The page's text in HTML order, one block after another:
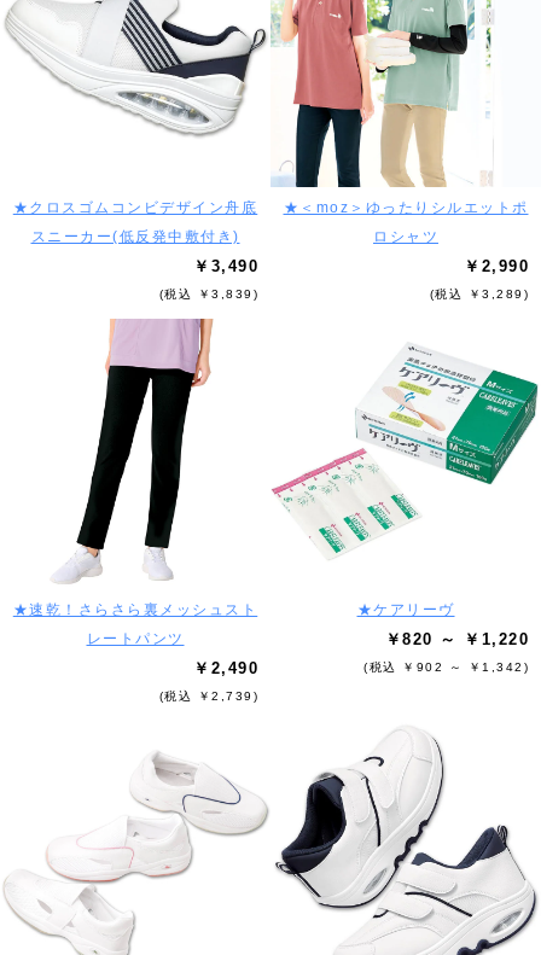
★クロスゴムコンビデザイン舟底
スニーカー(低反発中敷付き)
￥3,490
(税込 ￥3,839)
★＜moz＞ゆったりシルエットポ
ロシャツ
￥2,990
(税込 ￥3,289)
★速乾！さらさら裏メッシュスト
レートパンツ
￥2,490
(税込 ￥2,739)
★ケアリーヴ
￥820 ～ ￥1,220
(税込 ￥902 ～ ￥1,342)